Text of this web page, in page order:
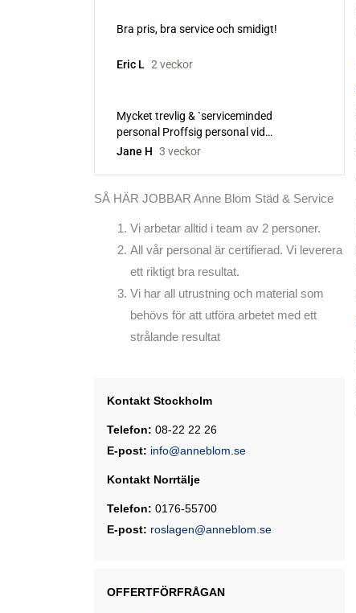
EPOXIGOLV
GOLVBEHANDLING
GOLVSLIPNING
HELTÄCKNINGSMATTA
LACKA GOLV
LINOLEUMGOLV
PARKETTGOLV
STENGOLV
TERRAZZOGOLV
TRÄGOLV
OLJA OCH VAXA GOLV
SÅ HÄR JOBBAR Anne Blom Städ & Service
Vi arbetar alltid i team av 2 personer.
All vår personal är certifierad. Vi leverera
ett riktigt bra resultat.
Vi har all utrustning och material som
behövs för att utföra arbetet med ett
strålande resultat
Kontakt Stockholm
Telefon: 08-22 22 26
E-post: info@anneblom.se
Kontakt Norrtälje
Telefon: 0176-55700
E-post: roslagen@anneblom.se
OFFERTFÖRFRÅGAN